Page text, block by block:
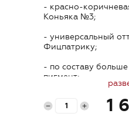
+7 (800)
- красно-
Коньяка №3;
- универсальный
Фицпатрику;
- по составу
пигмент;
- лучшее
Горький шоколад
1